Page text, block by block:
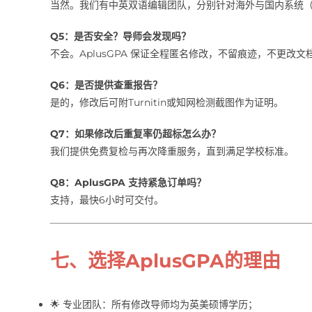
当然。我们有中英双语编辑团队，分别针对海外与国内系统
Q5：是否安全？导师会发现吗？
不会。AplusGPA 保证全程匿名修改，不留痕迹，不更改文
Q6：是否提供查重报告？
是的，修改后可附Turnitin或知网检测截图作为证明。
Q7：如果修改后重复率仍超标怎么办？
我们提供免费复检与再次降重服务，直到满足学校标准。
Q8：AplusGPA 支持紧急订单吗？
支持，最快6小时可交付。
七、选择AplusGPA的理由
🌟 专业团队：所有修改导师均为英美硕博学历；